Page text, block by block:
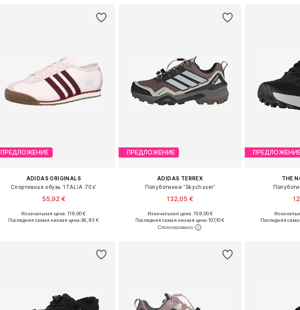
ПРЕДЛОЖЕНИЕ
ADIDAS ORIGINALS
Спортивная обувь 'ITALIA 70s'
55,92 €
Доступно множество размеров
Изначальная цена: 119,00 €
Последняя самая низкая цена:48,93 €
ПРЕДЛОЖЕНИЕ
ADIDAS TERREX
Полуботинки 'Skychaser'
132,05 €
+1
Доступно множество размеров
Добавить в корзину
Изначальная цена: 159,00 €
Последняя самая низкая цена:107,10 €
THE
Доступно
Последняя